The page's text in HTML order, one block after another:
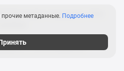
Все права защищены. Всё,
и Ленинградской
прочие метаданные. Подробнее